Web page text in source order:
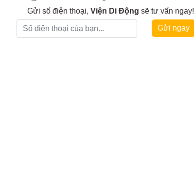
Gửi số điện thoại, Viện Di Động sẽ tư vấn ngay!
Gửi ngay